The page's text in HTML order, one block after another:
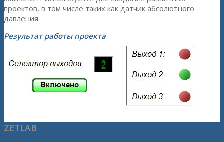
проектов, в том числе таких как датчик абсолютного
давления.
Результат работы проекта
ZETLAB